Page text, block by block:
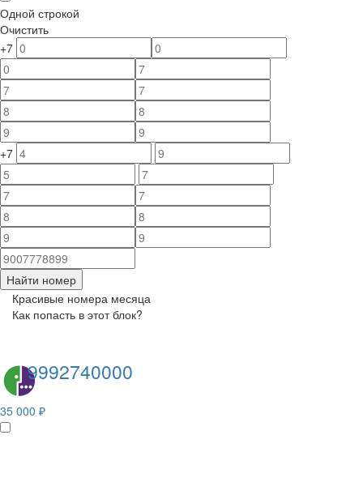
Одной строкой
Очистить
+7
+7
Найти номер
Красивые номера месяца
Как попасть в этот блок?
9992740000
35 000 ₽